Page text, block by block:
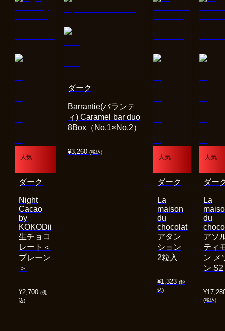
人気
¥2,700 (税
込)
Night
Cacao
by
KOKODii
生チョコ
レート＜
プレーン
＞
ダーク
¥3,260 (税込)
Barrantie(バランテ
ィ) Caramel bar duo
8Box（No.1×No.2）
ダーク
人気
¥1,323 (税
込)
La
maison
du
chocolat
アタン
ション
2粒入
ダーク
人気
¥
(税込)
La
du
アソ
ティ
ン メ
ン S2
ダー